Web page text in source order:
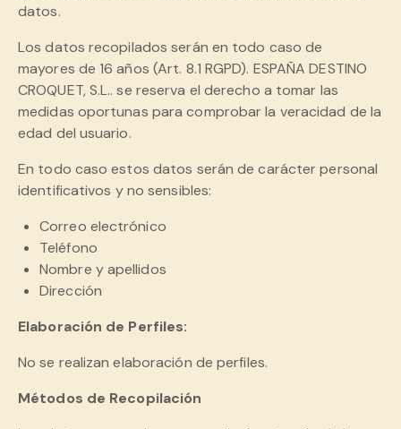
datos.
Los datos recopilados serán en todo caso de
mayores de 16 años (Art. 8.1 RGPD). ESPAÑA DESTINO
CROQUET, S.L.. se reserva el derecho a tomar las
medidas oportunas para comprobar la veracidad de la
edad del usuario.
En todo caso estos datos serán de carácter personal
identificativos y no sensibles:
Correo electrónico
Teléfono
Nombre y apellidos
Dirección
Elaboración de Perfiles:
No se realizan elaboración de perfiles.
Métodos de Recopilación